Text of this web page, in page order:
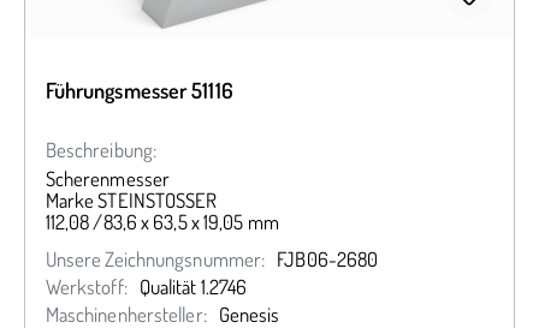
Führungsmesser 51116
Beschreibung:
Scherenmesser
Marke STEINSTOSSER
112,08 /83,6 x 63,5 x 19,05 mm
Unsere Zeichnungsnummer: FJB06-2680
Werkstoff: Qualität 1.2746
Maschinenhersteller: Genesis